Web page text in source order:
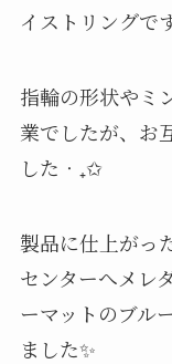
イストリングです
指輪の形状やミ
業でしたが、お
した‧₊✩
製品に仕上がっ
センターへメレ
ーマットのブル
ました✨